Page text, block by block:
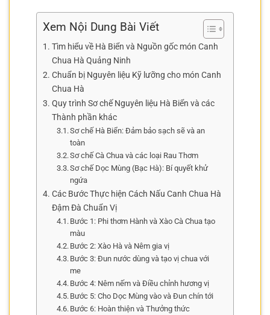
Xem Nội Dung Bài Viết
Tìm hiểu về Hà Biển và Nguồn gốc món Canh
Chua Hà Quảng Ninh
Chuẩn bị Nguyên liệu Kỹ lưỡng cho món Canh
Chua Hà
Quy trình Sơ chế Nguyên liệu Hà Biển và các
Thành phần khác
Sơ chế Hà Biển: Đảm bảo sạch sẽ và an
toàn
Sơ chế Cà Chua và các loại Rau Thơm
Sơ chế Dọc Mùng (Bạc Hà): Bí quyết khử
ngứa
Các Bước Thực hiện Cách Nấu Canh Chua Hà
Đậm Đà Chuẩn Vị
Bước 1: Phi thơm Hành và Xào Cà Chua tạo
màu
Bước 2: Xào Hà và Nêm gia vị
Bước 3: Đun nước dùng và tạo vị chua với
me
Bước 4: Nêm nếm và Điều chỉnh hương vị
Bước 5: Cho Dọc Mùng vào và Đun chín tới
Bước 6: Hoàn thiện và Thưởng thức